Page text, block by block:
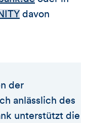
davon
der
anlässlich des
unterstützt die